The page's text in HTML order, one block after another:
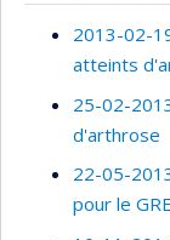
2013-02-
atteints
25-02-
d'arthrose
22-05-
pour le